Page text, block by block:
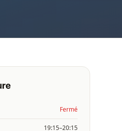
Fermé
19:15–20:15